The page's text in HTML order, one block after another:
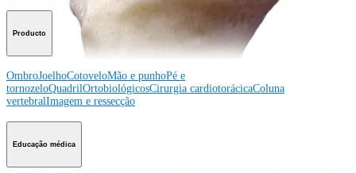
Producto
OmbroJoelhoCotoveloMão e punhoPé e
tornozeloQuadrilOrtobiológicosCirurgia cardiotorácicaColuna
vertebralImagem e ressecção
Educação médica